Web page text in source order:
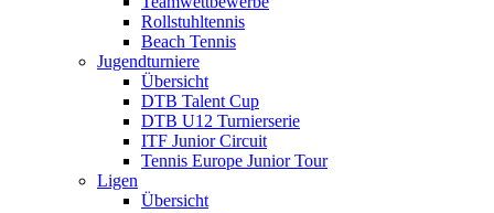
Rollstuhltennis
Beach Tennis
Jugendturniere
Übersicht
DTB Talent Cup
DTB U12 Turnierserie
ITF Junior Circuit
Tennis Europe Junior Tour
Ligen
Übersicht